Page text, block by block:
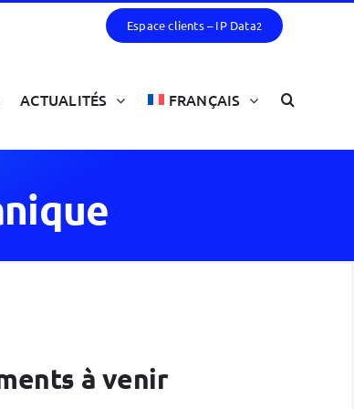
Espace clients – IP Data2
ACTUALITÉS FRANÇAIS
à venir